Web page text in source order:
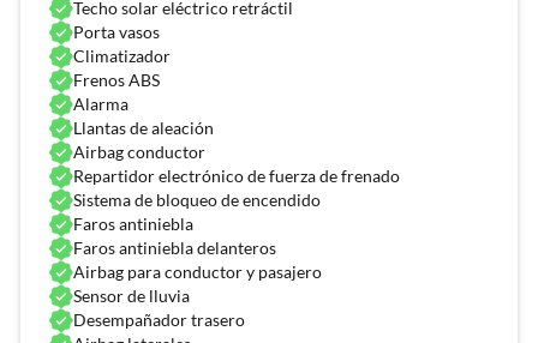
Techo solar eléctrico retráctil
Porta vasos
Climatizador
Frenos ABS
Alarma
Llantas de aleación
Airbag conductor
Repartidor electrónico de fuerza de frenado
Sistema de bloqueo de encendido
Faros antiniebla
Faros antiniebla delanteros
Airbag para conductor y pasajero
Sensor de lluvia
Desempañador trasero